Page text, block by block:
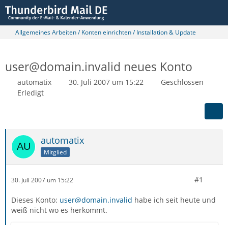
Allgemeines Arbeiten / Konten einrichten / Installation & Update
user@domain.invalid neues Konto
automatix 30. Juli 2007 um 15:22
Geschlossen
Erledigt
automatix
Mitglied
30. Juli 2007 um 15:22 #1
Dieses Konto: user@domain.invalid habe ich seit heute und
weiß nicht wo es herkommt.